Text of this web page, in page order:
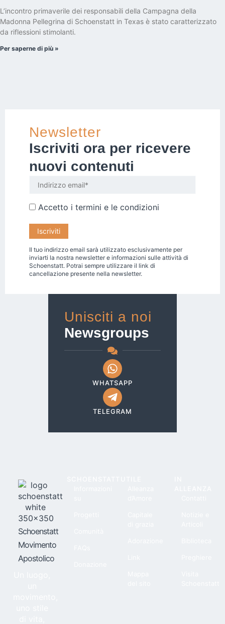
L’incontro primaverile dei responsabili della Campagna della
Madonna Pellegrina di Schoenstatt in Texas è stato caratterizzato
da riflessioni stimolanti.
Per saperne di più »
Newsletter
Iscriviti ora per ricevere
nuovi contenuti
Accetto i termini e le condizioni
Il tuo indirizzo email sarà utilizzato esclusivamente per
inviarti la nostra newsletter e informazioni sulle attività di
Schoenstatt. Potrai sempre utilizzare il link di
cancellazione presente nella newsletter.
Unisciti a noi
Newsgroups
WHATSAPP
TELEGRAM
Schoenstatt
Movimento
Apostolico